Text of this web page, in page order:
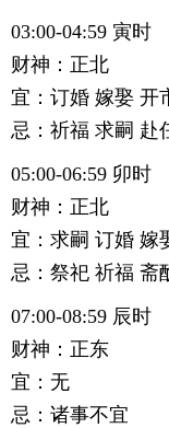
03:00-04:59 寅时
财神：正北
宜：订婚 嫁娶 开
忌：祈福 求嗣 赴
05:00-06:59 卯时
财神：正北
宜：求嗣 订婚 嫁
忌：祭祀 祈福 斋
07:00-08:59 辰时
财神：正东
宜：无
忌：诸事不宜